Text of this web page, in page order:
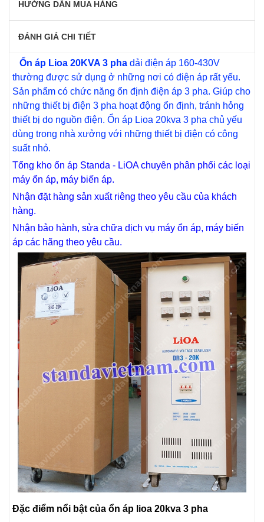
HƯỚNG DẪN MUA HÀNG
ĐÁNH GIÁ CHI TIẾT
Ổn áp Lioa 20KVA 3 pha dải điện áp 160-430V
thường được sử dụng ở những nơi có điện áp rất yếu.
Sản phẩm có chức năng ổn định điện áp 3 pha. Giúp cho
những thiết bị điện 3 pha hoạt động ổn định, tránh hỏng
thiết bị do nguồn điện. Ổn áp Lioa 20kva 3 pha chủ yếu
dùng trong nhà xưởng với những thiết bị điện có công
suất nhỏ.
Tổng kho ổn áp Standa - LiOA chuyên phân phối các loại
máy ổn áp, máy biến áp.
Nhận đặt hàng sản xuất riêng theo yêu cầu của khách
hàng.
Nhận bảo hành, sửa chữa dịch vụ máy ổn áp, máy biến
áp các hãng theo yêu cầu.
Đặc điểm nổi bật của ổn áp lioa 20kva 3 pha